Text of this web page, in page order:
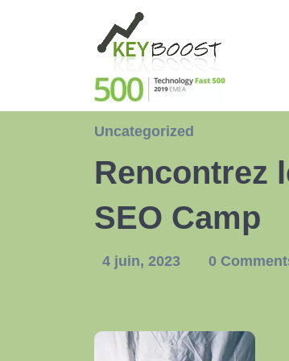
Uncategorized
Rencontrez
SEO Camp
4 juin, 2023 0